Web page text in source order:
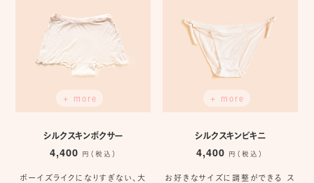
+ more
シルクスキンボクサー
4,400 円（税込）
ボーイズライクになりすぎない、大
+ more
シルクスキンビキニ
4,400 円（税込）
お好きなサイズに調整ができる ス